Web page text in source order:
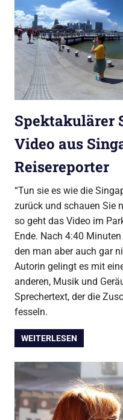
Spektakulärer
Video aus
Reisereporter
“Tun sie es wie die
zurück und schauen Sie
so geht das Video im
Ende. Nach 4:40
den man aber auch gar
Autorin gelingt es mit
anderen, Musik und
Sprechertext, der die
fesseln.
WEITERLESEN